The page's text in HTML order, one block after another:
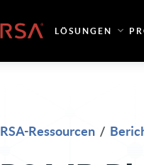
StartseiteLÖSUNGEN
RSA-Ressourcen /